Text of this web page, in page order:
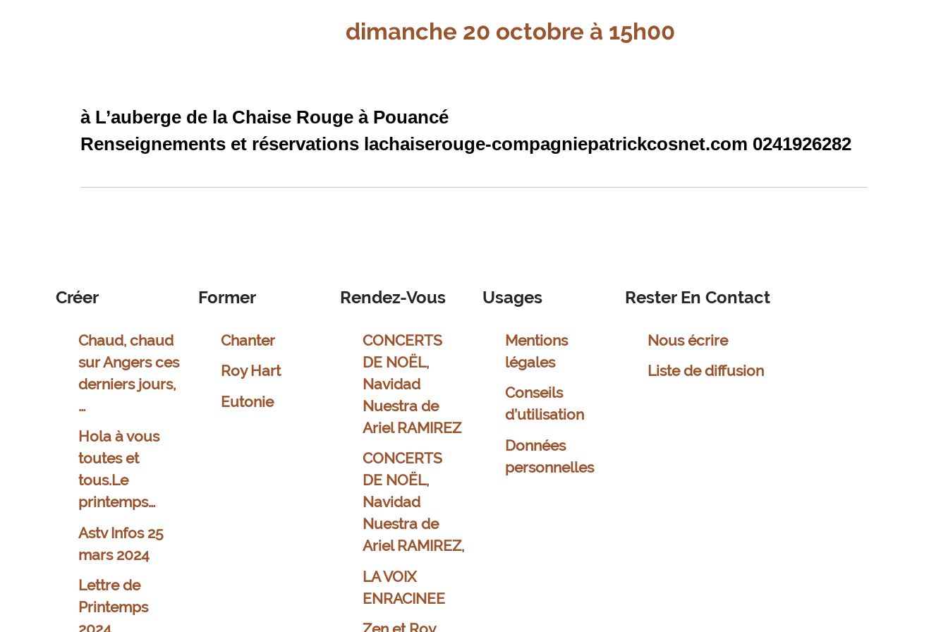
dimanche 20 octobre à 15h00
à L’auberge de la Chaise Rouge à Pouancé
Renseignements et réservations lachaiserouge-compagniepatrickcosnet.com 0241926282
Créer
Chaud, chaud
sur Angers ces
derniers jours,
…
Hola à vous
toutes et
tous.Le
printemps…
Astv Infos 25
mars 2024
Lettre de
Printemps
Former
Chanter
Roy Hart
Eutonie
Rendez-Vous
CONCERTS
DE NOËL,
Navidad
Nuestra de
Ariel RAMIREZ
CONCERTS
DE NOËL,
Navidad
Nuestra de
Ariel RAMIREZ,
LA VOIX
ENRACINEE
Usages
Mentions
légales
Conseils
d’utilisation
Données
personnelles
Rester En Contact
Nous écrire
Liste de diffusion